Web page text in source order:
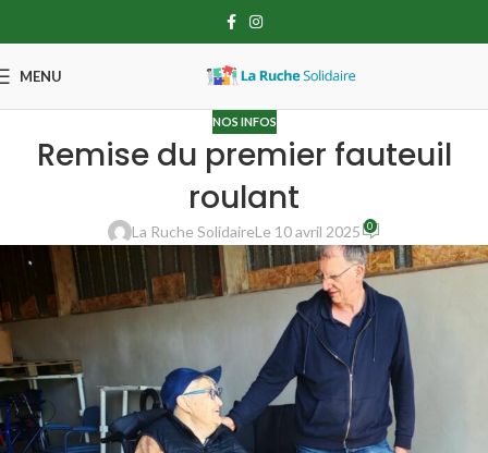
MENU
NOS INFOS
Remise du premier fauteuil
roulant
La Ruche SolidaireLe 10 avril 2025 0